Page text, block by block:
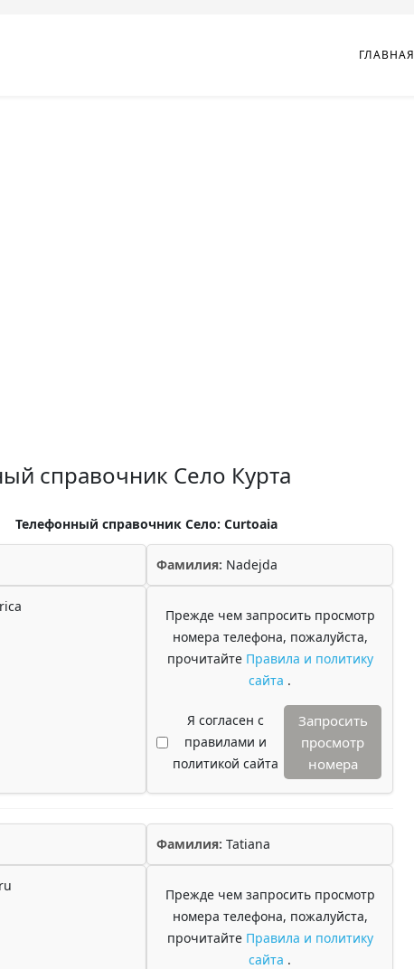
ГЛАВНАЯ
справочник Село Курта
Телефонный справочник Село: Curtoaia
Фамилия: Nadejda
Прежде чем запросить просмотр
номера телефона, пожалуйста,
прочитайте Правила и политику
сайта .
Я согласен с
правилами и
политикой сайта
Запросить
просмотр
номера
Фамилия: Tatiana
Прежде чем запросить просмотр
номера телефона, пожалуйста,
прочитайте Правила и политику
сайта .